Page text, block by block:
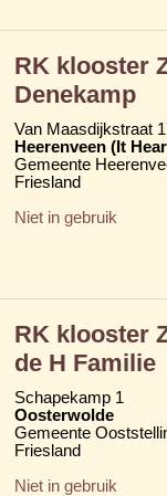
RK klooster
Denekamp
Van Maasdijkstraat
Heerenveen (It
Gemeente
Friesland
Niet in gebruik
RK klooster
de H Familie
Schapekamp 1
Oosterwolde
Gemeente
Friesland
Niet in gebruik